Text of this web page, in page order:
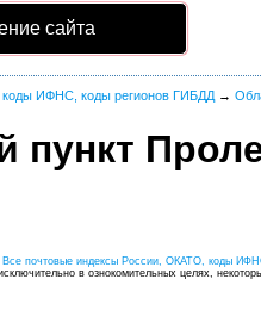
сайта
ИФНС, коды регионов ГИБДД →
пункт
Все почтовые индексы России, ОКАТО, коды
в ознокомительных целях,